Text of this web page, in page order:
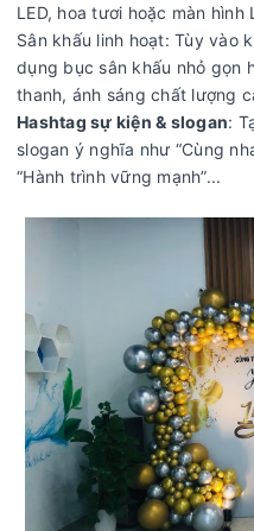
LED, hoa tươi hoặc màn hình
Sân khấu linh hoạt: Tùy vào
dụng bục sân khấu nhỏ gọn
thanh, ánh sáng chất lượng
Hashtag sự kiện & slogan:
slogan ý nghĩa như “Cùng
“Hành trình vững mạnh”...